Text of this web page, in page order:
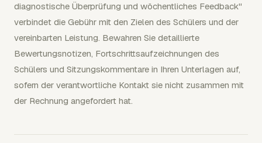
diagnostische Überprüfung und wöchentliches Feedback"
verbindet die Gebühr mit den Zielen des Schülers und der
vereinbarten Leistung. Bewahren Sie detaillierte
Bewertungsnotizen, Fortschrittsaufzeichnungen des
Schülers und Sitzungskommentare in Ihren Unterlagen auf,
sofern der verantwortliche Kontakt sie nicht zusammen mit
der Rechnung angefordert hat.